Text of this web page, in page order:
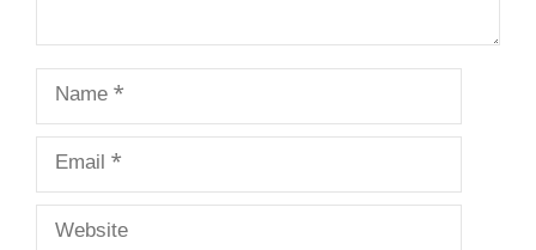
Name
Email
Website